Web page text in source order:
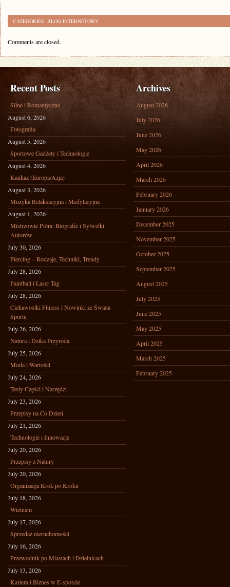
CATEGORIES: BLOG INTERNETOWY
Comments are closed.
Recent Posts
Silne i Romantyczne
August 6, 2026
Fotografia
August 5, 2026
Sportowe Gadżety i Technologie
August 4, 2026
Kaukaz (Europa/Azja)
August 3, 2026
Muzyka Relaksacyjna i Medytacyjna
August 1, 2026
Mistrzowie Pióra: Biografie i Sylwetki
Autorów
July 30, 2026
Piercing – Rodzaje, Techniki, Trendy
July 28, 2026
Paintball i Laser Tag
July 28, 2026
Ciekawostki Fitness i Nowinki ze Świata
Sportu
July 26, 2026
Natura i Dzika Przyroda
July 25, 2026
Moda i Wartości
July 24, 2026
Testy Części i Narzędzi
July 23, 2026
Przepisy na Co Dzień
July 21, 2026
Technologie i Innowacje
July 20, 2026
Przepisy z Natury
July 20, 2026
Organizacja Krok po Kroku
July 18, 2026
Wietnam
July 17, 2026
Sprzedaż nieruchomości
July 16, 2026
Przewodnik po Miastach i Dzielnicach
July 13, 2026
Kariera i Biznes w E-sporcie
Archives
August 2026
July 2026
June 2026
May 2026
April 2026
March 2026
February 2026
January 2026
December 2025
November 2025
October 2025
September 2025
August 2025
July 2025
June 2025
May 2025
April 2025
March 2025
February 2025